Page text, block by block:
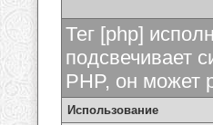
Тег [php]
подсвечивает
PHP, он может
Использование